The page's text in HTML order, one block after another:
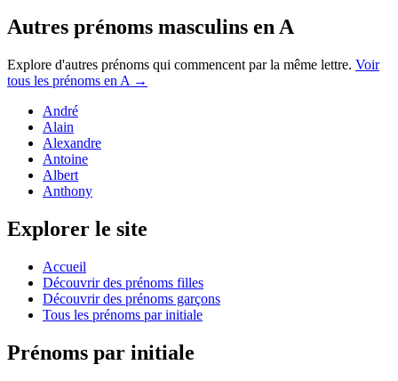
Autres prénoms masculins en A
Explore d'autres prénoms qui commencent par la même lettre. Voir
tous les prénoms en A →
André
Alain
Alexandre
Antoine
Albert
Anthony
Explorer le site
Accueil
Découvrir des prénoms filles
Découvrir des prénoms garçons
Tous les prénoms par initiale
Prénoms par initiale